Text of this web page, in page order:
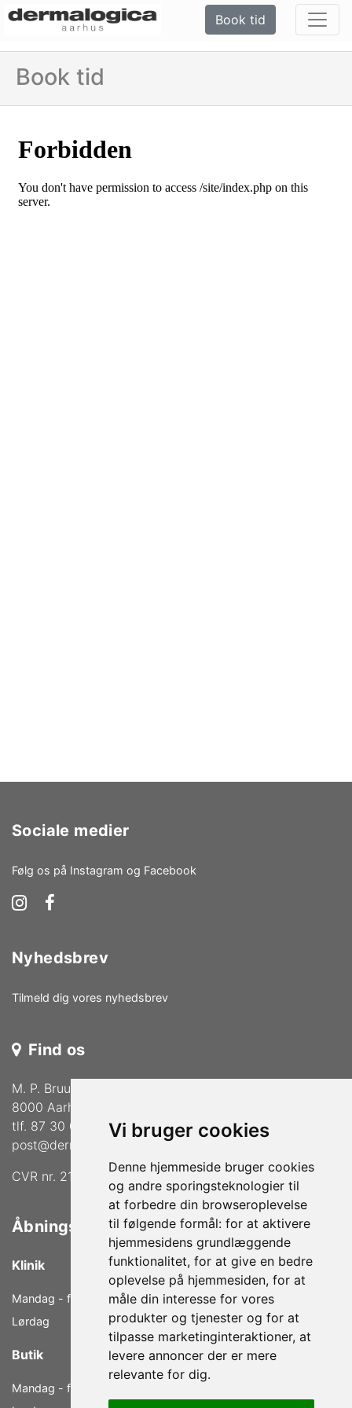
Vi bruger cookies
Denne hjemmeside bruger cookies
og andre sporingsteknologier til
at forbedre din browseroplevelse
til følgende formål: for at aktivere
hjemmesidens grundlæggende
funktionalitet, for at give en bedre
oplevelse på hjemmesiden, for at
måle din interesse for vores
produkter og tjenester og for at
tilpasse marketinginteraktioner, at
levere annoncer der er mere
relevante for dig.
Book tid
Book tid
Sociale medier
Følg os på Instagram og Facebook
Nyhedsbrev
Tilmeld dig vores nyhedsbrev
Find os
M. P. Bruuns Gade 36
8000 Aarhus C
tlf. 87 30 02 33
post@dermalogica-aarhus.dk
CVR nr. 21772739
Åbningstider
Klinik
Mandag - fredag
9.00 - 18.00
Lørdag
9.00 - 14.00
Butik
Mandag - fredag